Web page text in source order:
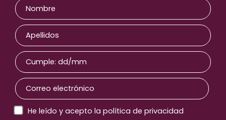
He leído y acepto la política de privacidad